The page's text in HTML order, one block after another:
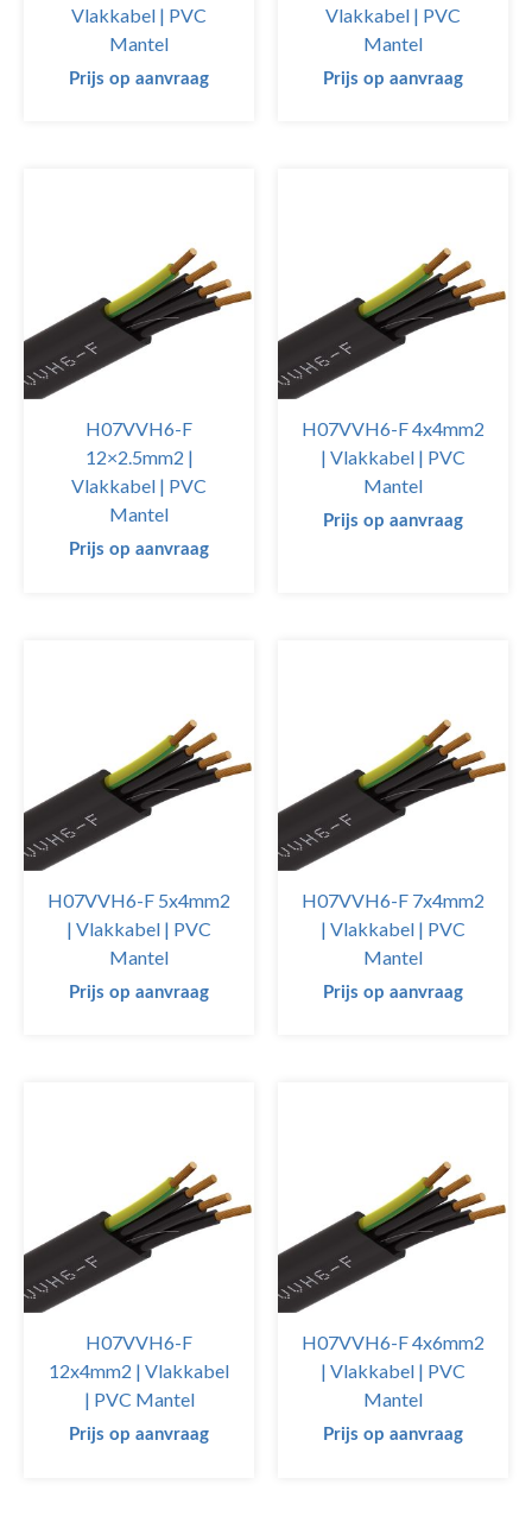
Vlakkabel | PVC
Mantel
Prijs op aanvraag
Vlakkabel | PVC
Mantel
Prijs op aanvraag
H07VVH6-F
12×2.5mm2 |
Vlakkabel | PVC
Mantel
Prijs op aanvraag
H07VVH6-F 4x4mm2
| Vlakkabel | PVC
Mantel
Prijs op aanvraag
H07VVH6-F 5x4mm2
| Vlakkabel | PVC
Mantel
Prijs op aanvraag
H07VVH6-F 7x4mm2
| Vlakkabel | PVC
Mantel
Prijs op aanvraag
H07VVH6-F
12x4mm2 | Vlakkabel
| PVC Mantel
Prijs op aanvraag
H07VVH6-F 4x6mm2
| Vlakkabel | PVC
Mantel
Prijs op aanvraag